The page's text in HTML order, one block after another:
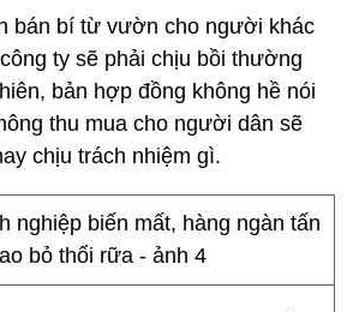
bán bí từ vườn cho người khác
ty sẽ phải chịu bồi thường
bản hợp đồng không hề nói
thu mua cho người dân sẽ
chịu trách nhiệm gì.